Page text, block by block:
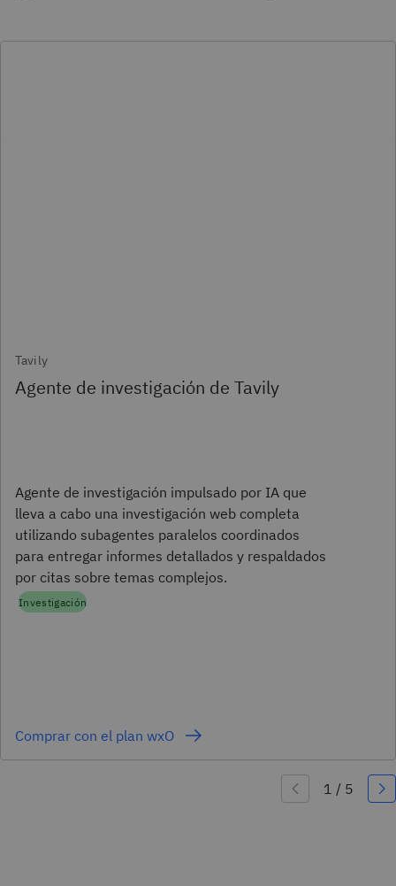
Tavily
Agente de investigación de Tavily
Agente de investigación impulsado por IA que
lleva a cabo una investigación web completa
utilizando subagentes paralelos coordinados
para entregar informes detallados y respaldados
por citas sobre temas complejos.
Investigación
Comprar con el plan wxO